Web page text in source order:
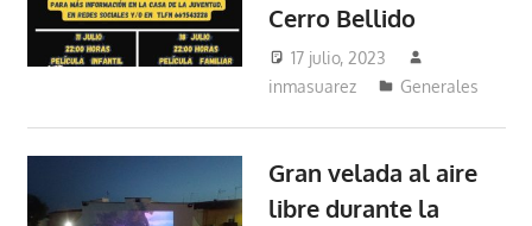
Cerro Bellido
17 julio, 2023
inmasuarez
Generales
Gran velada al aire
libre durante la